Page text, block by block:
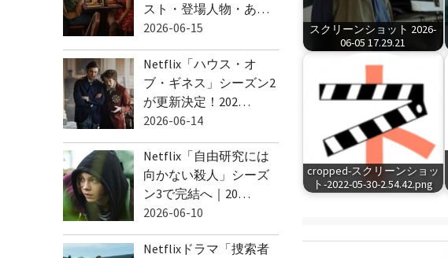
スクリーンショット 2026-
06-05 17.29.21
cropped-スクリーンショッ
ト-2022-05-30-2.54.42.png
スト・登場人物・あ…
2026-06-15
Netflix「ハウス・オ
ブ・ギネス」シーズン2
が更新決定！202…
2026-06-14
Netflix「自由研究には
向かない殺人」シーズ
ン3で完結へ｜20…
2026-06-10
Netflixドラマ「捜索者